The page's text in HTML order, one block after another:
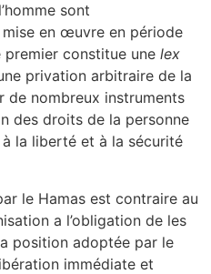
sont
en œuvre en période
constitue une lex
privation arbitraire de la
de nombreux instruments
des droits de la personne
la liberté et à la sécurité
le Hamas est contraire au
a l’obligation de les
position adoptée par le
immédiate et